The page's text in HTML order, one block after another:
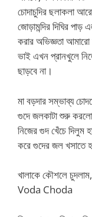
চোদাচুদির ছলাকলা
জোড়ামন্দির দিঘির পাড়
করার অভিজ্ঞতা
ভাই এখন প্রানখুলে
ছাড়বে না।
মা বড়দার সম্ভাব্য
গুদে জলকাটা শুরু
নিজের গুদ খেঁচে দিলুম
করে গুদের জল
খালাকে কৌশলে
Voda Choda